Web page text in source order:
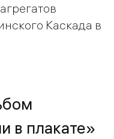
Каскада в
в плакате»